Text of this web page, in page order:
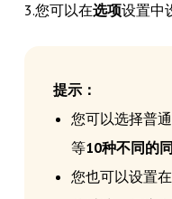
3.您可以在选项设置中
提示：
您可以选择普
等10种不同的
您也可以设置